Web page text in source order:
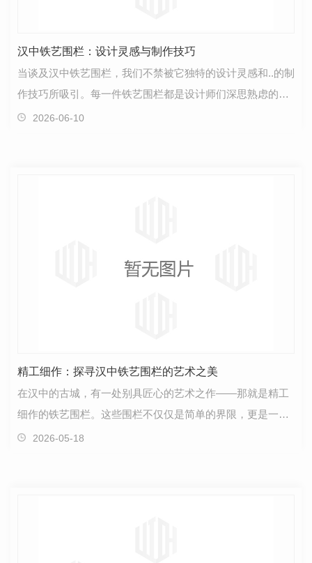
汉中铁艺围栏：设计灵感与制作技巧
当谈及汉中铁艺围栏，我们不禁被它独特的设计灵感和..的制
作技巧所吸引。每一件铁艺围栏都是设计师们深思熟虑的成
果，其灵感源自于生活的方方面面。设计围栏之初，…
2026-06-10
精工细作：探寻汉中铁艺围栏的艺术之美
在汉中的古城，有一处别具匠心的艺术之作——那就是精工
细作的铁艺围栏。这些围栏不仅仅是简单的界限，更是一种
融合了工艺与美学的艺术品。每一处铁艺围栏都承载着…
2026-05-18